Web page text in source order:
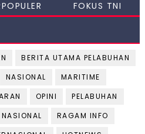
FOKUS TNI
BERITA UTAMA PELABUHAN
NASIONAL
MARITIME
OPINI
PELABUHAN
RAGAM INFO